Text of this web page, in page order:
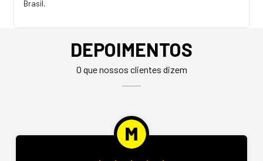
Brasil.
DEPOIMENTOS
O que nossos clientes dizem